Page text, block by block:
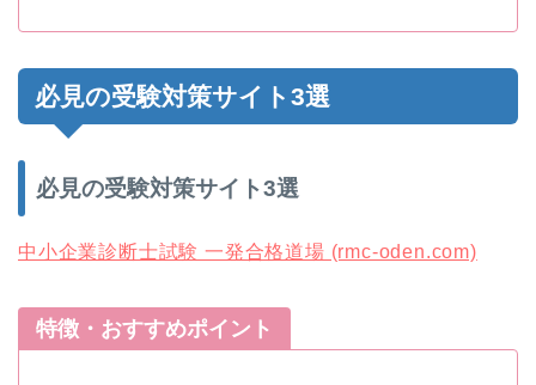
必見の受験対策サイト3選
必見の受験対策サイト3選
中小企業診断士試験 一発合格道場 (rmc-oden.com)
特徴・おすすめポイント